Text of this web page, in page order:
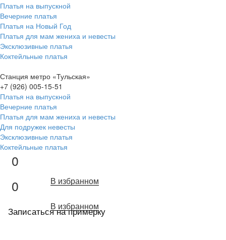
Платья на выпускной
Вечерние платья
Платья на Новый Год
Платья для мам жениха и невесты
Эксклюзивные платья
Коктейльные платья
Станция метро «Тульская»
+7 (926) 005-15-51
Платья на выпускной
Вечерние платья
Платья для мам жениха и невесты
Для подружек невесты
Эксклюзивные платья
Коктейльные платья
0
В избранном
0
В избранном
Записаться на примерку